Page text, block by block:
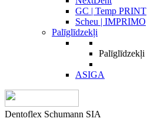
GC | Temp PRINT
Scheu | IMPRIMO
Palīglīdzekļi
Palīglīdzekļi
ASIGA
Dentoflex Schumann SIA